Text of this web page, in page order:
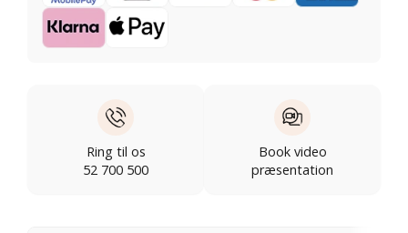
Ring til os
52 700 500
Book video
præsentation